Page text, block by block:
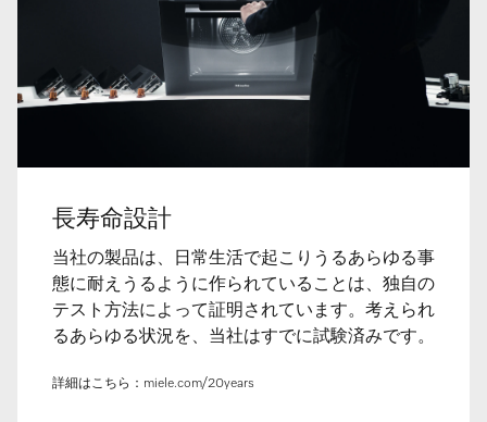
長寿命設計
当社の製品は、日常生活で起こりうるあらゆる事
態に耐えうるように作られていることは、独自の
テスト方法によって証明されています。考えられ
るあらゆる状況を、当社はすでに試験済みです。
詳細はこちら：miele.com/20years